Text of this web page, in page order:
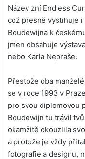
Název zní Endless
což přesně vystihuje
Boudewijna k
jmen obsahuje
nebo Karla Nepraše.
Přestože oba
se v roce 1993 v
pro svou diplomovou
Boudewijn tu trávil
okamžitě okouzlila
a protože je vždy
fotografie a designu,